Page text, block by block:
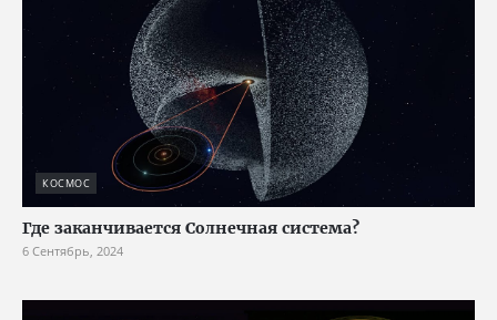
КОСМОС
Где заканчивается Солнечная система?
6 Сентябрь, 2024